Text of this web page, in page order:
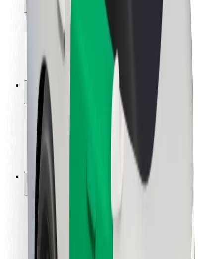
Ασφάλεια επιβάτη
Ασφάλεια οδηγών
Ασφάλεια σκούτερ
Εργαστήριο ασφάλειας
Πόλεις
Τοποθεσίες
Λύσεις για την πόλη
Αεροδρόμια
Bolt Αποβάθρες Φόρτισης
Υποστήριξη
Για επιβάτες
Για τους οδηγούς
Για μεταφορείς
Bolt Food